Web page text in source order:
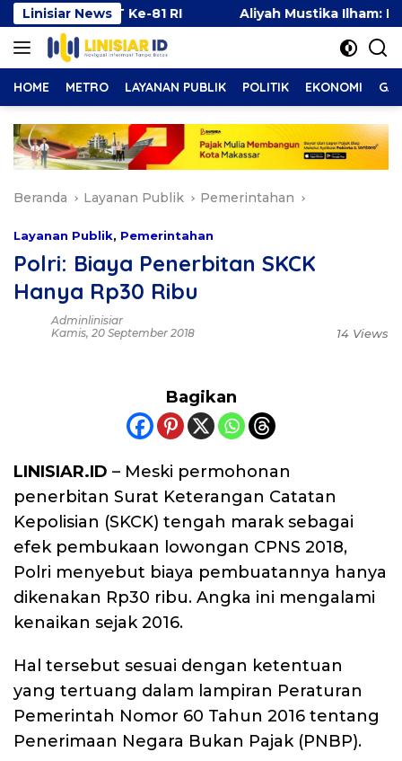
Langsung
ke
konten
Linisiar News
HUT Ke-81 RI Aliyah Mustika Ilham:
HOME METRO LAYANAN PUBLIK POLITIK EKONOMI
Beranda Layanan Publik Pemerintahan
Layanan Publik, Pemerintahan
Polri: Biaya Penerbitan SKCK
Hanya Rp30 Ribu
Adminlinisiar
Kamis, 20 September 2018
14 Views
Bagikan
LINISIAR.ID – Meski permohonan
penerbitan Surat Keterangan Catatan
Kepolisian (SKCK) tengah marak sebagai
efek pembukaan lowongan CPNS 2018,
Polri menyebut biaya pembuatannya hanya
dikenakan Rp30 ribu. Angka ini mengalami
kenaikan sejak 2016.
Hal tersebut sesuai dengan ketentuan
yang tertuang dalam lampiran Peraturan
Pemerintah Nomor 60 Tahun 2016 tentang
Penerimaan Negara Bukan Pajak (PNBP).